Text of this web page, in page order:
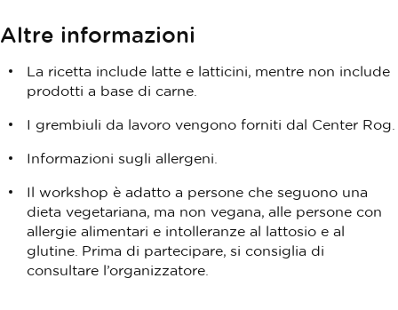
Altre informazioni
La ricetta include latte e latticini, mentre non include
prodotti a base di carne.
I grembiuli da lavoro vengono forniti dal Center Rog.
Informazioni sugli allergeni.
Il workshop è adatto a persone che seguono una
dieta vegetariana, ma non vegana, alle persone con
allergie alimentari e intolleranze al lattosio e al
glutine. Prima di partecipare, si consiglia di
consultare l’organizzatore.